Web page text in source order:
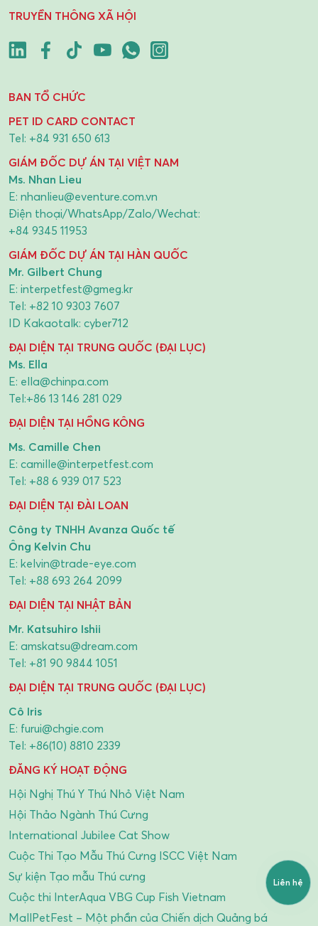
TRUYỀN THÔNG XÃ HỘI
BAN TỔ CHỨC
PET ID CARD CONTACT
Tel: +84 931 650 613
GIÁM ĐỐC DỰ ÁN TẠI VIỆT NAM
Ms. Nhan Lieu
E: nhanlieu@eventure.com.vn
Điện thoại/WhatsApp/Zalo/Wechat:
+84 9345 11953
GIÁM ĐỐC DỰ ÁN TẠI HÀN QUỐC
Mr. Gilbert Chung
E: interpetfest@gmeg.kr
Tel: +82 10 9303 7607
ID Kakaotalk: cyber712
ĐẠI DIỆN TẠI TRUNG QUỐC (ĐẠI LỤC)
Ms. Ella
E: ella@chinpa.com
Tel:+86 13 146 281 029
ĐẠI DIỆN TẠI HỒNG KÔNG
Ms. Camille Chen
E: camille@interpetfest.com
Tel: +88 6 939 017 523
ĐẠI DIỆN TẠI ĐÀI LOAN
Công ty TNHH Avanza Quốc tế
Ông Kelvin Chu
E: kelvin@trade-eye.com
Tel: +88 693 264 2099
ĐẠI DIỆN TẠI NHẬT BẢN
Mr. Katsuhiro Ishii
E: amskatsu@dream.com
Tel: +81 90 9844 1051
ĐẠI DIỆN TẠI TRUNG QUỐC (ĐẠI LỤC)
Cô Iris
E: furui@chgie.com
Tel: +86(10) 8810 2339
ĐĂNG KÝ HOẠT ĐỘNG
Hội Nghị Thú Y Thú Nhỏ Việt Nam
Hội Thảo Ngành Thú Cưng
International Jubilee Cat Show
Cuộc Thi Tạo Mẫu Thú Cưng ISCC Việt Nam
Sự kiện Tạo mẫu Thú cưng
Cuộc thi InterAqua VBG Cup Fish Vietnam
MallPetFest – Một phần của Chiến dịch Quảng bá
Liên hệ